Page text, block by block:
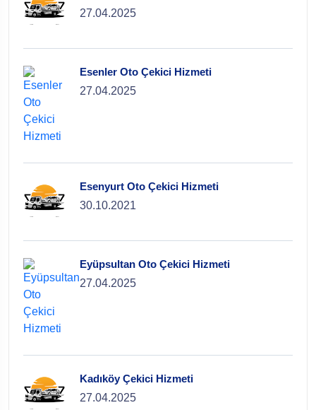
27.04.2025
Esenler Oto Çekici Hizmeti
27.04.2025
Esenyurt Oto Çekici Hizmeti
30.10.2021
Eyüpsultan Oto Çekici Hizmeti
27.04.2025
Kadıköy Çekici Hizmeti
27.04.2025